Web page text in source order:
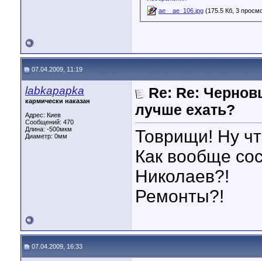
ae__ae_106.jpg (175.5 Кб, 3
07.04.2009, 11:19
labkapapka
кармически наказан
Адрес: Киев
Сообщений: 470
Длина: -500мкм
Диаметр: 0мм
Re: Re:
лучше ехать?
Товрищи! Ну
Как вообще
Николаев?!
Ремонты?!
07.04.2009, 16:33